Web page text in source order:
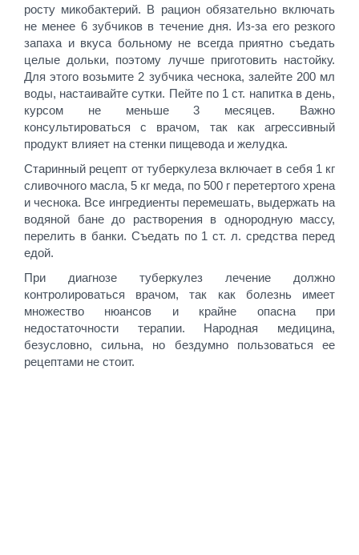
росту микобактерий. В рацион обязательно включать
не менее 6 зубчиков в течение дня. Из-за его резкого
запаха и вкуса больному не всегда приятно съедать
целые дольки, поэтому лучше приготовить настойку.
Для этого возьмите 2 зубчика чеснока, залейте 200 мл
воды, настаивайте сутки. Пейте по 1 ст. напитка в день,
курсом не меньше 3 месяцев. Важно
консультироваться с врачом, так как агрессивный
продукт влияет на стенки пищевода и желудка.
Старинный рецепт от туберкулеза включает в себя 1 кг
сливочного масла, 5 кг меда, по 500 г перетертого хрена
и чеснока. Все ингредиенты перемешать, выдержать на
водяной бане до растворения в однородную массу,
перелить в банки. Съедать по 1 ст. л. средства перед
едой.
При диагнозе туберкулез лечение должно
контролироваться врачом, так как болезнь имеет
множество нюансов и крайне опасна при
недостаточности терапии. Народная медицина,
безусловно, сильна, но бездумно пользоваться ее
рецептами не стоит.